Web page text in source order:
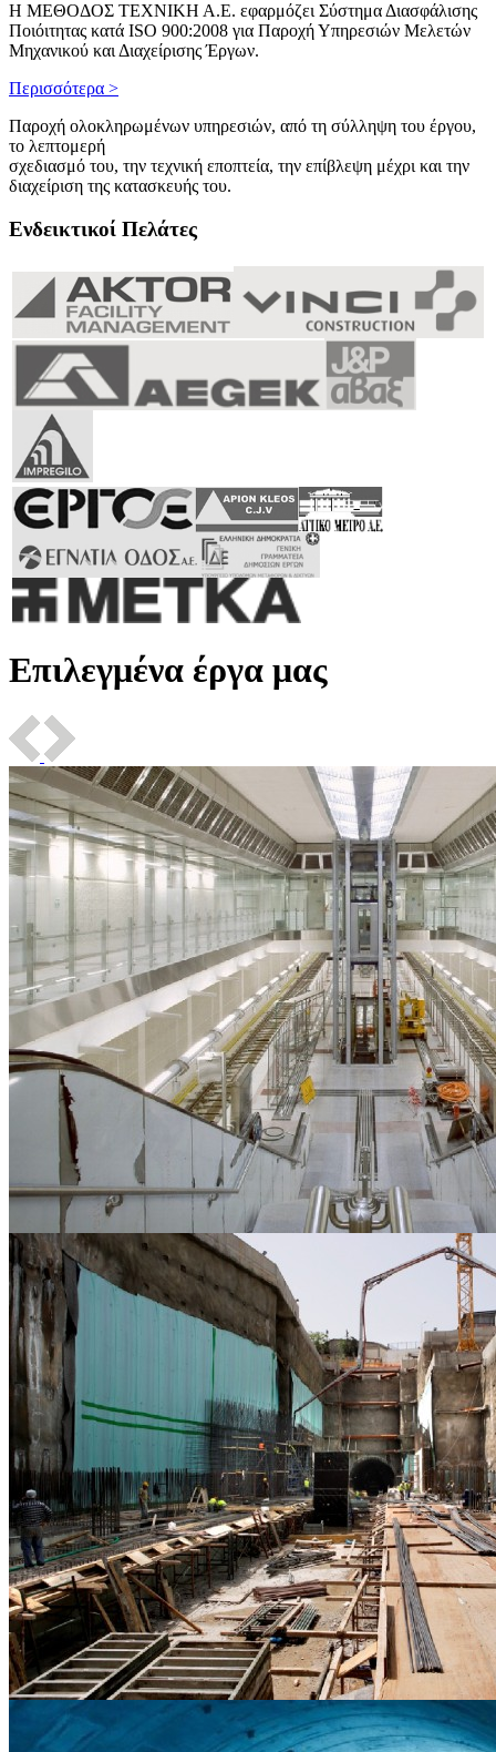
Η ΜΕΘΟΔΟΣ ΤΕΧΝΙΚΗ Α.Ε. εφαρμόζει Σύστημα Διασφάλισης
Ποιόιτητας κατά ISO 900:2008 για Παροχή Υπηρεσιών Μελετών
Μηχανικού και Διαχείρισης Έργων.
Περισσότερα >
Παροχή ολοκληρωμένων υπηρεσιών, από τη σύλληψη του έργου,
το λεπτομερή
σχεδιασμό του, την τεχνική εποπτεία, την επίβλεψη μέχρι και την
διαχείριση της κατασκευής του.
Eνδεικτικοί Πελάτες
Επιλεγμένα έργα μας